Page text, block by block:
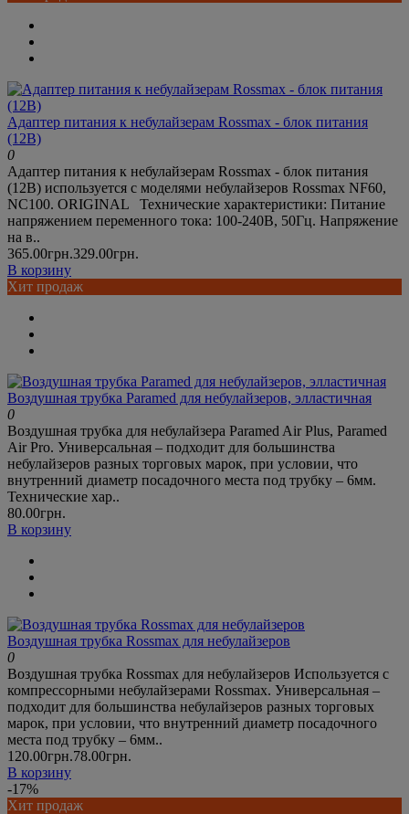
Адаптер питания к небулайзерам Rossmax - блок питания
(12В)
0
Адаптер питания к небулайзерам Rossmax - блок питания
(12В) используется с моделями небулайзеров Rossmax NF60,
NC100. ORIGINAL Технические характеристики: Питание
напряжением переменного тока: 100-240В, 50Гц. Напряжение
на в..
365.00грн.329.00грн.
В корзину
Хит продаж
Воздушная трубка Paramed для небулайзеров, элластичная
0
Воздушная трубка для небулайзера Paramed Air Plus, Paramed
Air Pro. Универсальная – подходит для большинства
небулайзеров разных торговых марок, при условии, что
внутренний диаметр посадочного места под трубку – 6мм.
Технические хар..
80.00грн.
В корзину
Воздушная трубка Rossmax для небулайзеров
0
Воздушная трубка Rossmax для небулайзеров Используется с
компрессорными небулайзерами Rossmax. Универсальная –
подходит для большинства небулайзеров разных торговых
марок, при условии, что внутренний диаметр посадочного
места под трубку – 6мм..
120.00грн.78.00грн.
В корзину
-17%
Хит продаж